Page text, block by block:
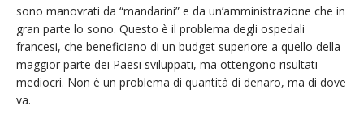
sono manovrati da “mandarini” e da un’amministrazione che in
gran parte lo sono. Questo è il problema degli ospedali
francesi, che beneficiano di un budget superiore a quello della
maggior parte dei Paesi sviluppati, ma ottengono risultati
mediocri. Non è un problema di quantità di denaro, ma di dove
va.